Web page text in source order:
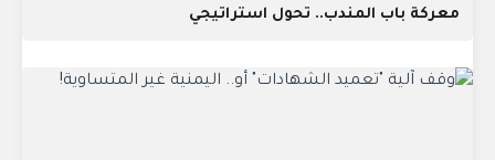
معركة باب المندب.. تحول استراتيجي